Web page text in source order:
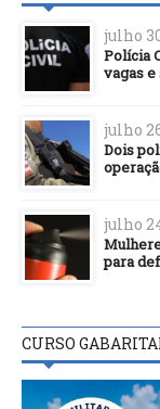
julho
Polícia
vagas e
julho
Dois
julho
para
CURSO